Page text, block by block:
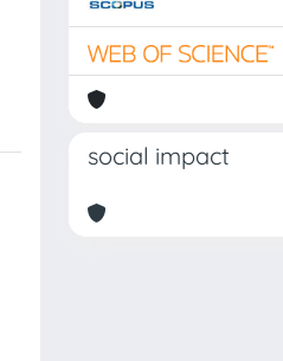
social impact